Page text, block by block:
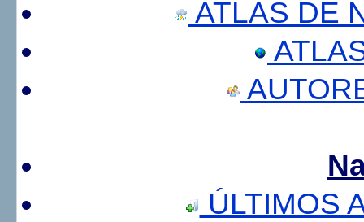
ATLAS DE
ÚLTIMOS